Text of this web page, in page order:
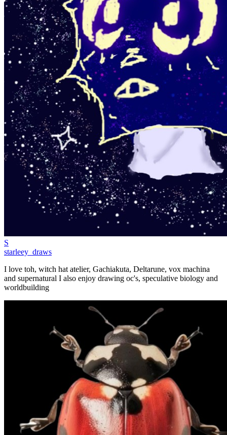
S
starleey_draws
I love toh, witch hat atelier, Gachiakuta, Deltarune, vox machina
and supernatural I also enjoy drawing oc's, speculative biology and
worldbuilding